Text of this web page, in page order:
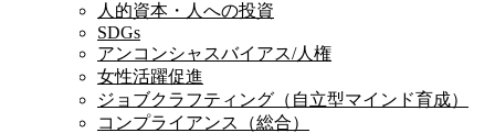
人的資本・人への投資
SDGs
アンコンシャスバイアス/人権
女性活躍促進
ジョブクラフティング（自立型マインド育成）
コンプライアンス（総合）